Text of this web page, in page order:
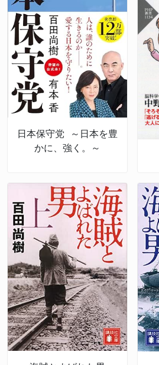
日本保守党 ～日本を豊
かに、強く。～